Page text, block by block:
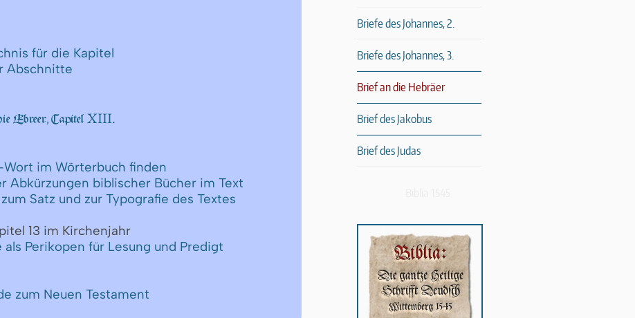
für die Kapitel
Abschnitte
Ebreer, Capitel XIII.
im Wörterbuch finden
Abkürzungen biblischer Bücher im Text
Satz und zur Typografie des Textes
13 im Kirchenjahr
Perikopen für Lesung und Predigt
zum Neuen Testament
Briefe des Johannes, 2.
Briefe des Johannes, 3.
Brief an die Hebräer
Brief des Jakobus
Brief des Judas